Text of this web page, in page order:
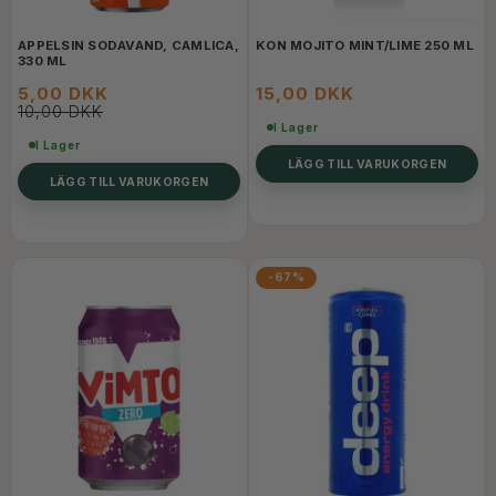
APPELSIN SODAVAND, CAMLICA,
330 ML
5,00 DKK
10,00 DKK
I Lager
LÄGG TILL VARUKORGEN
KON MOJITO MINT/LIME 250 ML
15,00 DKK
I Lager
LÄGG TILL VARUKORGEN
-67%